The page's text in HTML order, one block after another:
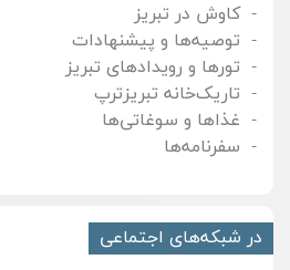
کاوش در تبریز
توصیه‌ها و پیشنهادات
تورها و رویدادهای تبریز
تاریک‌خانه تبریزترپ
غذاها و سوغاتی‌ها
سفرنامه‌ها
در شبکه‌های اجتماعی